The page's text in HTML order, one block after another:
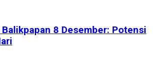
Balikpapan 8 Desember: Potensi